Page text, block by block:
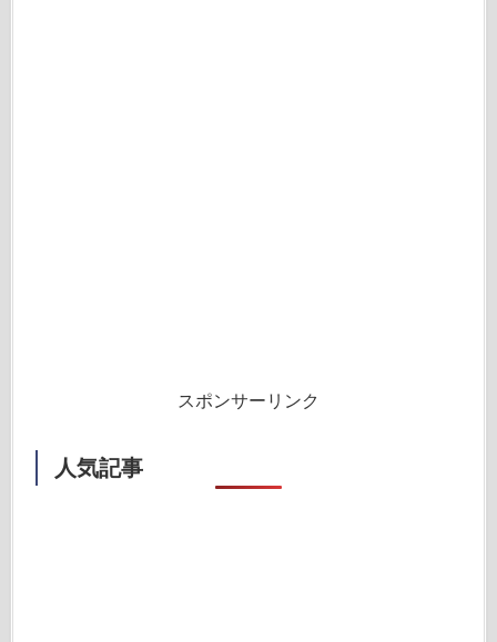
スポンサーリンク
人気記事